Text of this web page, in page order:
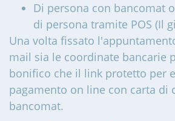
Di persona con bancomat
di persona tramite POS (Il
Una volta fissato
mail sia le coordinate bancarie
bonifico che il link protetto per
pagamento on line con carta di
bancomat.